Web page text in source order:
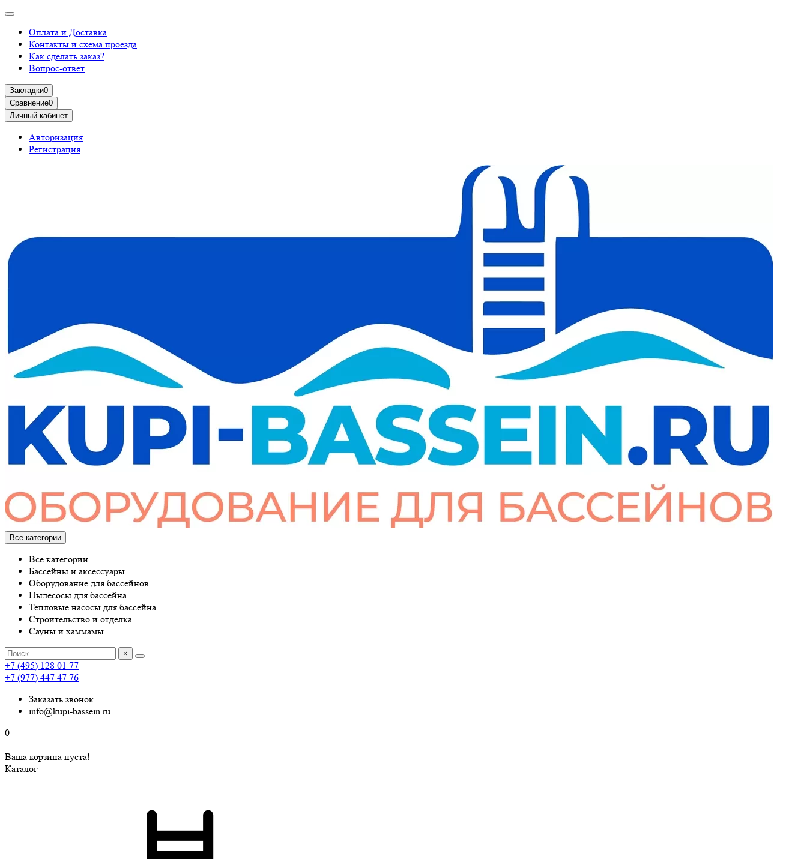
Оплата и Доставка
Контакты и схема проезда
Как сделать заказ?
Вопрос-ответ
Закладки0
Сравнение0
Личный кабинет
Авторизация
Регистрация
Все категории
Все категории
Бассейны и аксессуары
Оборудование для бассейнов
Пылесосы для бассейна
Тепловые насосы для бассейна
Строительство и отделка
Сауны и хаммамы
×
+7 (495) 128 01 77
+7 (977) 447 47 76
Заказать звонок
info@kupi-bassein.ru
0
Ваша корзина пуста!
Каталог